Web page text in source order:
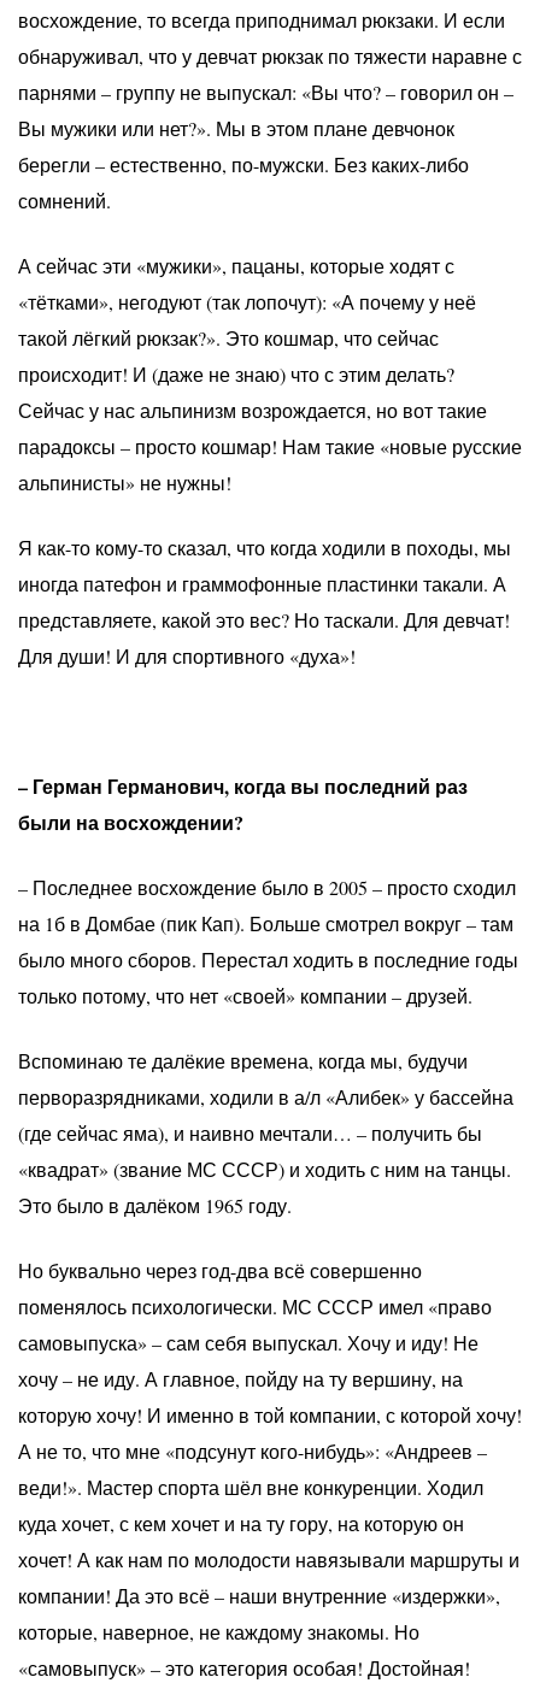
восхождение, то всегда приподнимал рюкзаки. И если
обнаруживал, что у девчат рюкзак по тяжести наравне с
парнями – группу не выпускал: «Вы что? – говорил он –
Вы мужики или нет?». Мы в этом плане девчонок
берегли – естественно, по-мужски. Без каких-либо
сомнений.
А сейчас эти «мужики», пацаны, которые ходят с
«тётками», негодуют (так лопочут): «А почему у неё
такой лёгкий рюкзак?». Это кошмар, что сейчас
происходит! И (даже не знаю) что с этим делать?
Сейчас у нас альпинизм возрождается, но вот такие
парадоксы – просто кошмар! Нам такие «новые русские
альпинисты» не нужны!
Я как-то кому-то сказал, что когда ходили в походы, мы
иногда патефон и граммофонные пластинки такали. А
представляете, какой это вес? Но таскали. Для девчат!
Для души! И для спортивного «духа»!
– Герман Германович, когда вы последний раз
были на восхождении?
– Последнее восхождение было в 2005 – просто сходил
на 1б в Домбае (пик Кап). Больше смотрел вокруг – там
было много сборов. Перестал ходить в последние годы
только потому, что нет «своей» компании – друзей.
Вспоминаю те далёкие времена, когда мы, будучи
перворазрядниками, ходили в а/л «Алибек» у бассейна
(где сейчас яма), и наивно мечтали… – получить бы
«квадрат» (звание МС СССР) и ходить с ним на танцы.
Это было в далёком 1965 году.
Но буквально через год-два всё совершенно
поменялось психологически. МС СССР имел «право
самовыпуска» – сам себя выпускал. Хочу и иду! Не
хочу – не иду. А главное, пойду на ту вершину, на
которую хочу! И именно в той компании, с которой хочу!
А не то, что мне «подсунут кого-нибудь»: «Андреев –
веди!». Мастер спорта шёл вне конкуренции. Ходил
куда хочет, с кем хочет и на ту гору, на которую он
хочет! А как нам по молодости навязывали маршруты и
компании! Да это всё – наши внутренние «издержки»,
которые, наверное, не каждому знакомы. Но
«самовыпуск» – это категория особая! Достойная!